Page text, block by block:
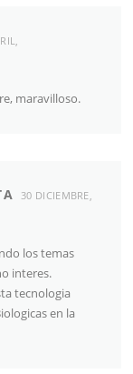
maravilloso.
30 DICIEMBRE,
los temas
interes.
tecnologia
en la